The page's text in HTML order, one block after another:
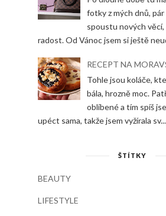
fotky z mých dnů,
spoustu nových věcí,
radost. Od Vánoc jsem si ještě
RECEPT NA
Tohle jsou koláče,
bála, hrozně moc.
oblíbené a tím spíš
upéct sama, takže jsem vyžírala sv...
ŠTÍTKY
BEAUTY
LIFESTYLE